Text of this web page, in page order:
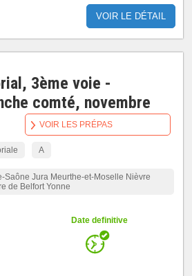
VOIR LE DÉTAIL
3ème voie -
comté, novembre
A
Saône Jura Meurthe-et-Moselle Nièvre
de Belfort Yonne
Date definitive
VOIR LES PRÉPAS